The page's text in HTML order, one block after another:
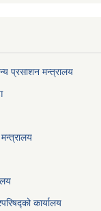
प्रसाशन मन्त्रालय
कार्यालय